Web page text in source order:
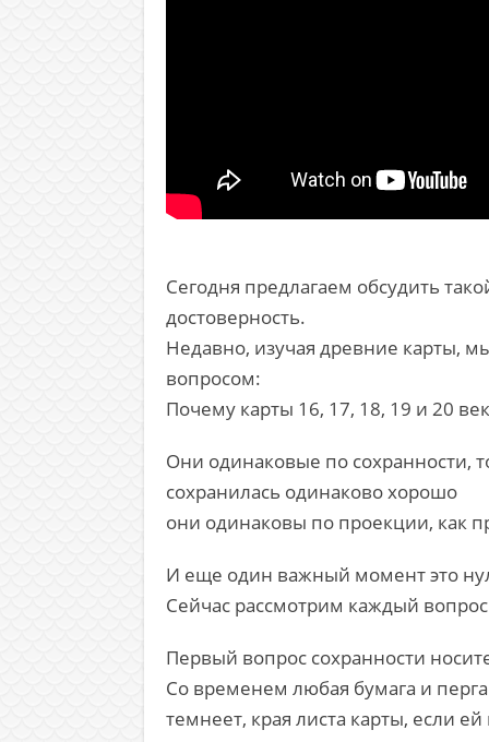
Сегодня предлагаем обсудить
достоверность.
Недавно, изучая древние карты,
вопросом:
Почему карты 16, 17, 18, 19 и 20
Они одинаковые по сохранности,
сохранилась одинаково хорошо
они одинаковы по проекции, как
И еще один важный момент это
Сейчас рассмотрим каждый
Первый вопрос сохранности
Со временем любая бумага и
темнеет, края листа карты, если